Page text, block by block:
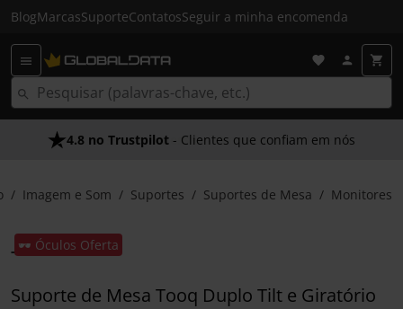
BlogMarcasSuporteContatosSeguir a minha encomenda
4.8 no Trustpilot - Clientes que confiam em nós
Imagem e Som Suportes Suportes de Mesa Monitores
🕶️ Óculos Oferta
Suporte de Mesa Tooq Duplo Tilt e Giratório